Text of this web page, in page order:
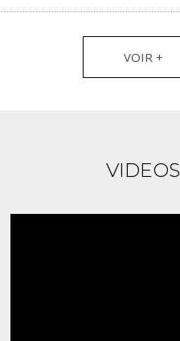
VOIR +
VIDEOS